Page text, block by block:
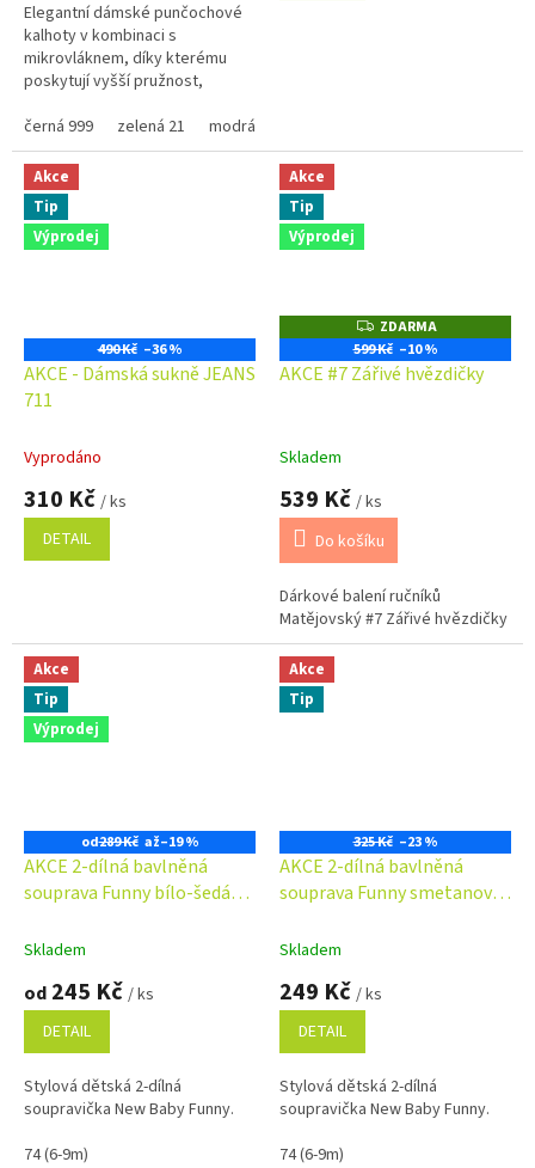
5
hvězdiček.
Elegantní dámské punčochové
kalhoty v kombinaci s
mikrovláknem, díky kterému
poskytují vyšší pružnost,
Silnější provedení oceníte v
chladných...
černá 999 zelená 21 modrá 24
Akce
Tip
Výprodej
490 Kč –36 %
AKCE - Dámská sukně JEANS
711
Vyprodáno
310 Kč / ks
DETAIL
Akce
Tip
Výprodej
Z
D
A
R
ZDARMA
599 Kč –10 %
AKCE #7 Zářivé hvězdičky
Skladem
539 Kč / ks
Do košíku
Dárkové balení ručníků
Matějovský #7 Zářivé hvězdičky
Akce
Tip
Výprodej
od289 Kč až–19 %
AKCE 2-dílná bavlněná
souprava Funny bílo-šedá
Skladem
od 245 Kč / ks
DETAIL
Stylová dětská 2-dílná
soupravička New Baby Funny.
74 (6-9m)
Akce
Tip
325 Kč –23 %
AKCE 2-dílná bavlněná
souprava Funny smetanovo-
Skladem
249 Kč / ks
DETAIL
Stylová dětská 2-dílná
soupravička New Baby Funny.
74 (6-9m)